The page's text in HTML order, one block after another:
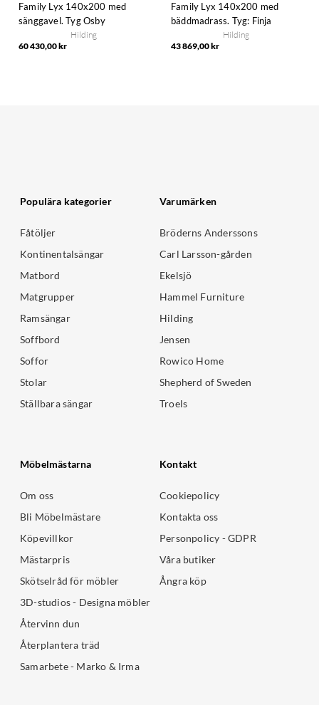
Family Lyx 140x200 med
sänggavel. Tyg Osby
Hilding
60 430,00 kr
Family Lyx 140x200 med
bäddmadrass. Tyg: Finja
Hilding
43 869,00 kr
Populära kategorier
Fåtöljer
Kontinentalsängar
Matbord
Matgrupper
Ramsängar
Soffbord
Soffor
Stolar
Ställbara sängar
Varumärken
Bröderns Anderssons
Carl Larsson-gården
Ekelsjö
Hammel Furniture
Hilding
Jensen
Rowico Home
Shepherd of Sweden
Troels
Möbelmästarna
Om oss
Bli Möbelmästare
Köpevillkor
Mästarpris
Skötselråd för möbler
3D-studios - Designa möbler
Återvinn dun
Återplantera träd
Samarbete - Marko & Irma
Kontakt
Cookiepolicy
Kontakta oss
Personpolicy - GDPR
Våra butiker
Ångra köp